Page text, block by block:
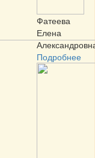
Фатеева
Елена
Подробнее